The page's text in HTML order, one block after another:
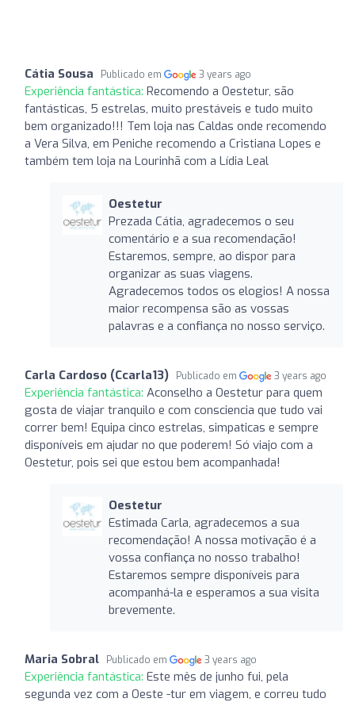
Cátia Sousa Publicado em 3 years ago
Experiência fantástica: Recomendo a Oestetur, são
fantásticas, 5 estrelas, muito prestáveis e tudo muito
bem organizado!!! Tem loja nas Caldas onde recomendo
a Vera Silva, em Peniche recomendo a Cristiana Lopes e
também tem loja na Lourinhã com a Lídia Leal
Oestetur
Prezada Cátia, agradecemos o seu
comentário e a sua recomendação!
Estaremos, sempre, ao dispor para
organizar as suas viagens.
Agradecemos todos os elogios! A nossa
maior recompensa são as vossas
palavras e a confiança no nosso serviço.
Carla Cardoso (Ccarla13) Publicado em 3 years ago
Experiência fantástica: Aconselho a Oestetur para quem
gosta de viajar tranquilo e com consciencia que tudo vai
correr bem! Equipa cinco estrelas, simpaticas e sempre
disponíveis em ajudar no que poderem! Só viajo com a
Oestetur, pois sei que estou bem acompanhada!
Oestetur
Estimada Carla, agradecemos a sua
recomendação! A nossa motivação é a
vossa confiança no nosso trabalho!
Estaremos sempre disponíveis para
acompanhá-la e esperamos a sua visita
brevemente.
Maria Sobral Publicado em 3 years ago
Experiência fantástica: Este mês de junho fui, pela
segunda vez com a Oeste -tur em viagem, e correu tudo